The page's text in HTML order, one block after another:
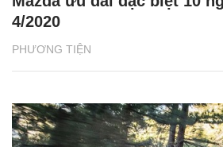
PHƯƠNG TIỆN
4/2020